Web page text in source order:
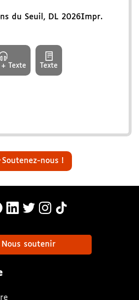
du Seuil, DL 2026Impr.
Texte Texte
Soutenez-nous !
MonaLira Sur Facebook (nouvelle
MonaLira Sur Linkedin
MonaLira Sur Twitter
MonaLira Sur
Nous soutenir